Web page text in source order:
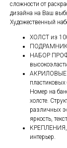
сложности от
дизайна на Ваш
Художественный
ХОЛСТ из
ПОДРАМНИК
НАБОР
АКРИЛОВЫЕ
Номер на
холсте.
различных
яркость,
КРЕПЛЕНИЯ,
интерьер.